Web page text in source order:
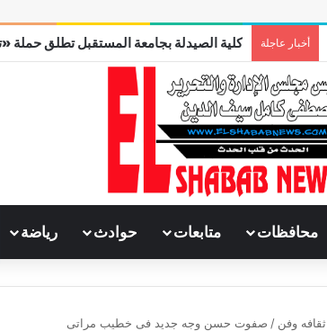
أخبار عاجلة كلية الصيدلة بجامعة المستقبل تطلق حملة
محافظات متابعات حوادث رياضة
ثقافه وفن / صفوت حسن وجه جديد فى خطيب مراتى